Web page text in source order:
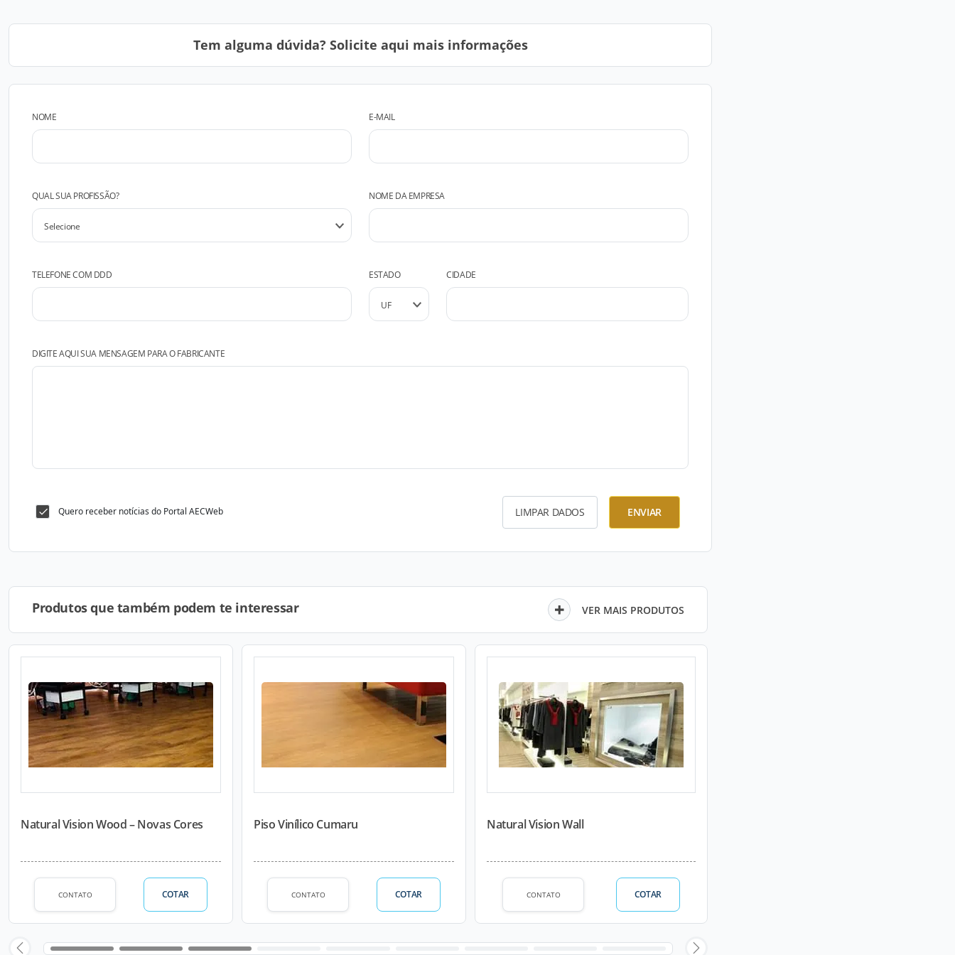
Tem alguma dúvida? Solicite aqui mais informações
NOME E-MAIL
QUAL SUA PROFISSÃO? NOME DA EMPRESA
TELEFONE COM DDD ESTADO CIDADE
DIGITE AQUI SUA MENSAGEM PARA O FABRICANTE
Quero receber notícias do Portal AECWeb LIMPAR DADOS ENVIAR
Produtos que também podem te interessar VER MAIS PRODUTOS
Natural Vision Wood – Novas Cores
CONTATO COTAR
Piso Vinílico Cumaru
CONTATO COTAR
Natural Vision Wall
CONTATO COTAR